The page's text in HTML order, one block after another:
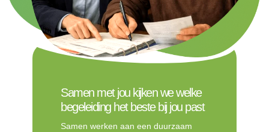
Samen met jou kijken we welke
begeleiding het beste bij jou past
Samen werken aan een duurzaam